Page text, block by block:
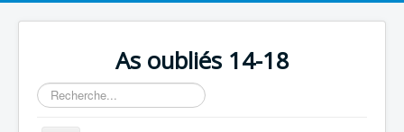
As oubliés 14-18
Rechercher